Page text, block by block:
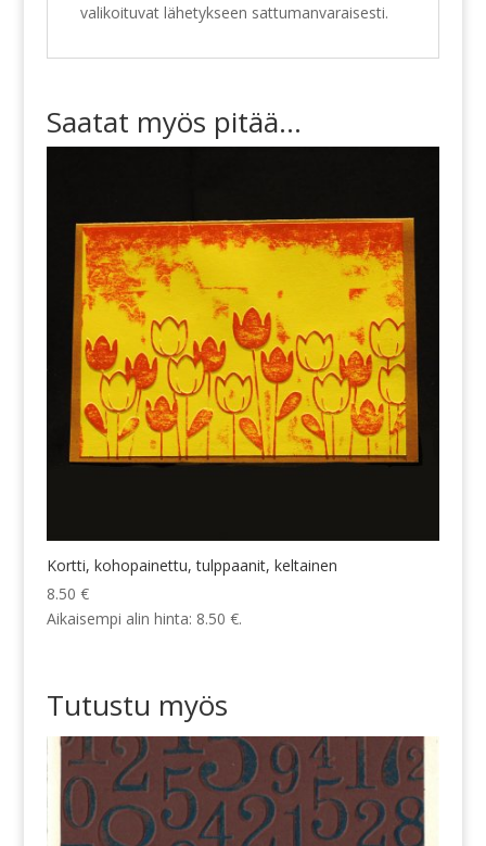
valikoituvat lähetykseen sattumanvaraisesti.
Saatat myös pitää...
Kortti, kohopainettu, tulppaanit, keltainen
8.50 €
Aikaisempi alin hinta: 8.50 €.
Tutustu myös